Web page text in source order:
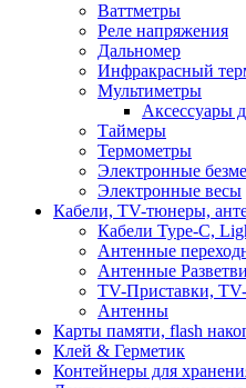
Ваттметры
Реле напряжения
Дальномер
Инфракрасный
Мультиметры
Аксессуары
Таймеры
Термометры
Электронные
Электронные весы
Кабели, TV-тюнеры,
Кабели Type-C,
Антенные
Антенные
TV-Приставки,
Антенны
Карты памяти, flash
Клей & Герметик
Контейнеры для